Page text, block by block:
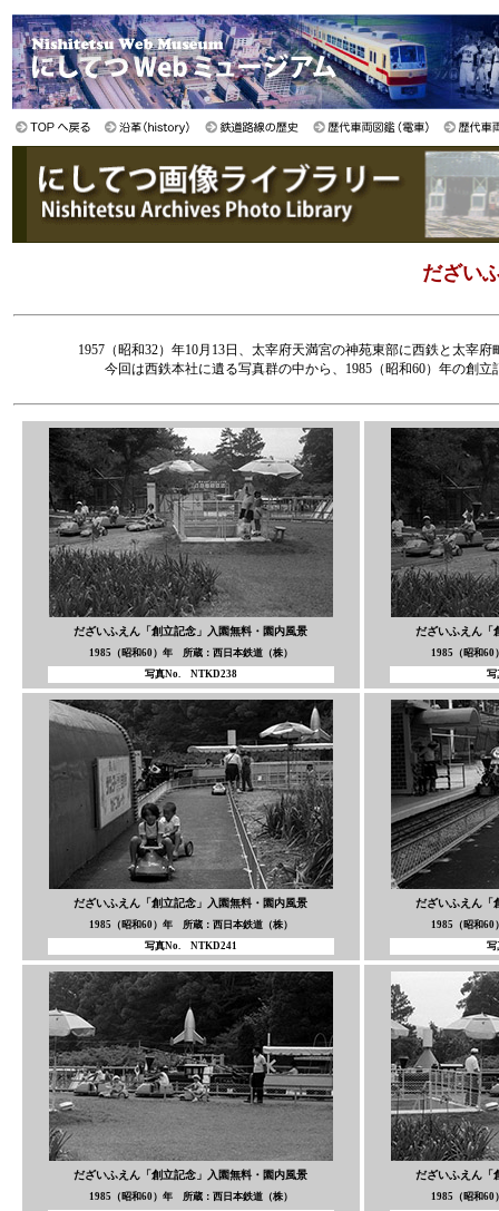
だざい
1957（昭和32）年10月13日、太宰府天満宮の神苑東部に西鉄と太宰
今回は西鉄本社に遺る写真群の中から、1985（昭和60）年の創
だざいふえん「創立記念」入園無料・園内風景
1985（昭和60）年 所蔵：西日本鉄道（株）
写真No. NTKD238
だざいふえん「
1985（昭和
だざいふえん「創立記念」入園無料・園内風景
1985（昭和60）年 所蔵：西日本鉄道（株）
写真No. NTKD241
だざいふえん「
1985（昭和
だざいふえん「創立記念」入園無料・園内風景
1985（昭和60）年 所蔵：西日本鉄道（株）
だざいふえん「
1985（昭和